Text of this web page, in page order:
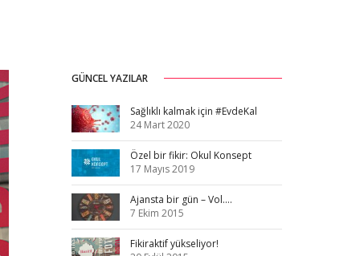
GÜNCEL YAZILAR
Sağlıklı kalmak için #EvdeKal
24 Mart 2020
Özel bir fikir: Okul Konsept
17 Mayıs 2019
Ajansta bir gün – Vol.…
7 Ekim 2015
Fikiraktif yükseliyor!